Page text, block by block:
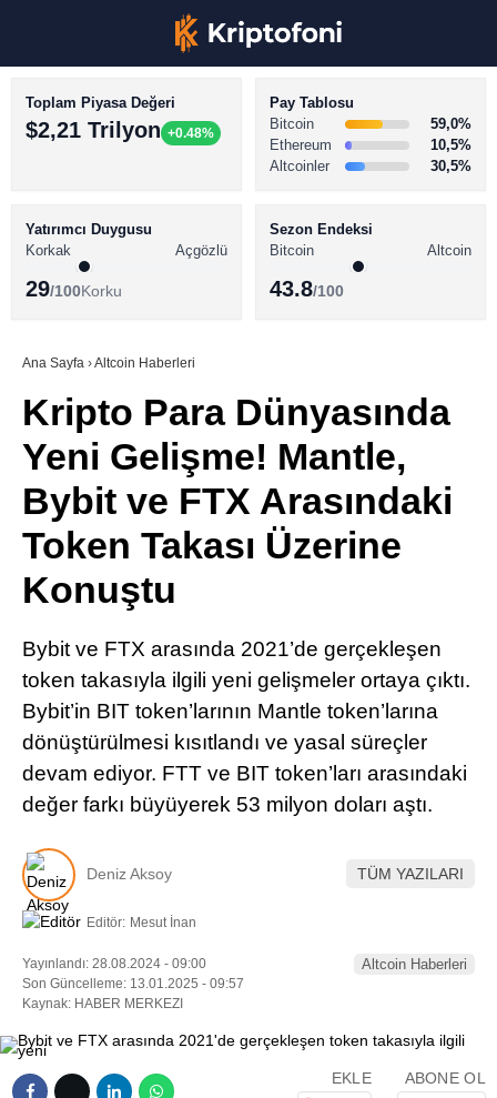
Youtube
TikTok
Telegram
BİTCOİN HABERLERİ
ALTCOİN HABERLERİ
SÖZLÜK
Toplam Piyasa Değeri
$2,21 Trilyon +0.48%
Pay Tablosu
Bitcoin
59,0%
Ethereum
10,5%
Altcoinler
30,5%
Yatırımcı Duygusu
Korkak
Açgözlü
29/100Korku
Sezon Endeksi
Bitcoin
Altcoin
43.8/100
Ana Sayfa ›Altcoin Haberleri
Kripto Para Dünyasında
Yeni Gelişme! Mantle,
Bybit ve FTX Arasındaki
Token Takası Üzerine
Konuştu
Bybit ve FTX arasında 2021’de gerçekleşen
token takasıyla ilgili yeni gelişmeler ortaya çıktı.
Bybit’in BIT token’larının Mantle token’larına
dönüştürülmesi kısıtlandı ve yasal süreçler
devam ediyor. FTT ve BIT token’ları arasındaki
değer farkı büyüyerek 53 milyon doları aştı.
Deniz Aksoy TÜM YAZILARI
Editör: Mesut İnan
Yayınlandı: 28.08.2024 - 09:00
Son Güncelleme: 13.01.2025 - 09:57
Kaynak: HABER MERKEZI
Altcoin Haberleri
EKLE ABONE OL